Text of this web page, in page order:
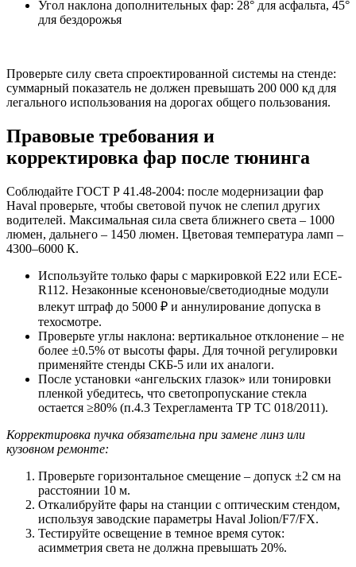
Угол наклона дополнительных фар: 28° для асфальта, 45°
для бездорожья
Проверьте силу света спроектированной системы на стенде:
суммарный показатель не должен превышать 200 000 кд для
легального использования на дорогах общего пользования.
Правовые требования и
корректировка фар после тюнинга
Соблюдайте ГОСТ Р 41.48-2004: после модернизации фар
Haval проверьте, чтобы световой пучок не слепил других
водителей. Максимальная сила света ближнего света – 1000
люмен, дальнего – 1450 люмен. Цветовая температура ламп –
4300–6000 К.
Используйте только фары с маркировкой Е22 или ECE-
R112. Незаконные ксеноновые/светодиодные модули
влекут штраф до 5000 ₽ и аннулирование допуска в
техосмотре.
Проверьте углы наклона: вертикальное отклонение – не
более ±0.5% от высоты фары. Для точной регулировки
применяйте стенды СКБ-5 или их аналоги.
После установки «ангельских глазок» или тонировки
пленкой убедитесь, что светопропускание стекла
остается ≥80% (п.4.3 Техрегламента ТР ТС 018/2011).
Корректировка пучка обязательна при замене линз или
кузовном ремонте:
Проверьте горизонтальное смещение – допуск ±2 см на
расстоянии 10 м.
Откалибруйте фары на станции с оптическим стендом,
используя заводские параметры Haval Jolion/F7/FX.
Тестируйте освещение в темное время суток:
асимметрия света не должна превышать 20%.